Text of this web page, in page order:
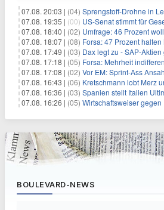
07.08. 20:03 | (04) Sprengstoff-Drohne in
07.08. 19:35 | (00) US-Senat stimmt für
07.08. 18:40 | (02) Umfrage: 46 Prozent wollen
07.08. 18:07 | (08) Forsa: 47 Prozent halten Merkel
07.08. 17:49 | (03) Dax legt zu - SAP-Aktien
07.08. 17:18 | (05) Forsa: Mehrheit indifferent zum
07.08. 17:08 | (02) Vor EM: Sprint-Ass Ansah
07.08. 16:43 | (06) Kretschmann lobt Merz
07.08. 16:36 | (03) Spanien stellt Italien
07.08. 16:26 | (05) Wirtschaftsweiser gegen
BOULEVARD-NEWS